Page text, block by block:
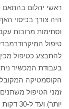
ראשי יהלום בהתאם
היה צורך בכיסוי
וסתימות מרובות
טיפול
להתבצע כטיפול
בעבודת המכשיר
הקוסמטיקה
זמני הטיפול
יותר)